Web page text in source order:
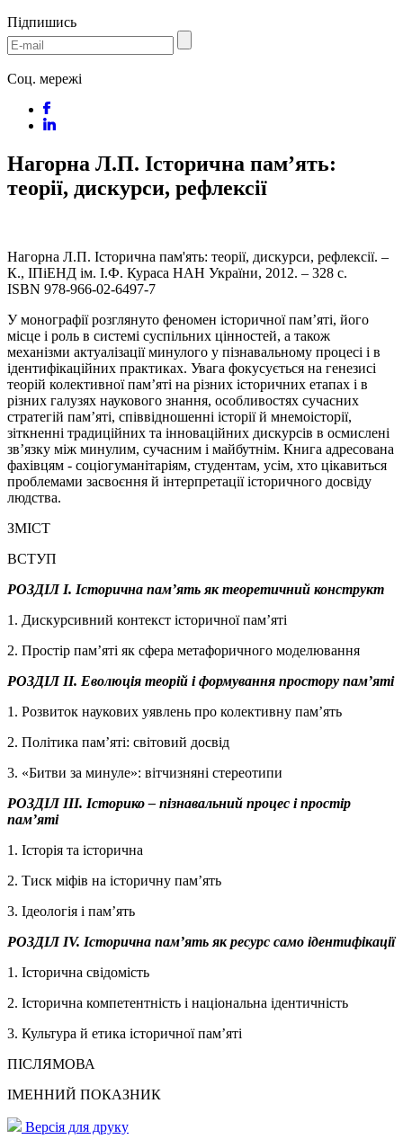
Підпишись
Соц. мережі
Нагорна Л.П. Історична пам’ять:
теорії, дискурси, рефлексії
Нагорна Л.П. Історична пам'ять: теорії, дискурси, рефлексії. –
К., ІПіЕНД ім. І.Ф. Кураса НАН України, 2012. – 328 с.
ISBN 978-966-02-6497-7
У монографії розглянуто феномен історичної пам’яті, його
місце і роль в системі суспільних цінностей, а також
механізми актуалізації минулого у пізнавальному процесі і в
ідентифікаційних практиках. Увага фокусується на генезисі
теорій колективної пам’яті на різних історичних етапах і в
різних галузях наукового знання, особливостях сучасних
стратегій пам’яті, співвідношенні історії й мнемоісторії,
зіткненні традиційних та інноваційних дискурсів в осмислені
зв’язку між минулим, сучасним і майбутнім. Книга адресована
фахівцям - соціогуманітаріям, студентам, усім, хто цікавиться
проблемами засвоєння й інтерпретації історичного досвіду
людства.
ЗМІСТ
ВСТУП
РОЗДІЛ І. Історична пам’ять як теоретичний конструкт
1. Дискурсивний контекст історичної пам’яті
2. Простір пам’яті як сфера метафоричного моделювання
РОЗДІЛ ІІ. Еволюція теорій і формування простору пам’яті
1. Розвиток наукових уявлень про колективну пам’ять
2. Політика пам’яті: світовий досвід
3. «Битви за минуле»: вітчизняні стереотипи
РОЗДІЛ ІІІ. Історико – пізнавальний процес і простір
пам’яті
1. Історія та історична
2. Тиск міфів на історичну пам’ять
3. Ідеологія і пам’ять
РОЗДІЛ IV. Історична пам’ять як ресурс само ідентифікації
1. Історична свідомість
2. Історична компетентність і національна ідентичність
3. Культура й етика історичної пам’яті
ПІСЛЯМОВА
ІМЕННИЙ ПОКАЗНИК
Версія для друку